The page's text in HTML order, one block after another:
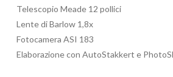
Telescopio Meade 12 pollici
Lente di Barlow 1,8x
Fotocamera ASI 183
Elaborazione con AutoStakkert e